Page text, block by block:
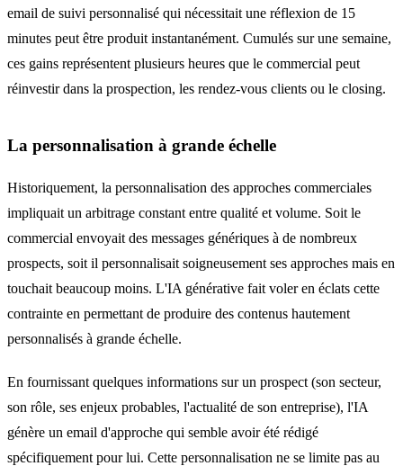
email de suivi personnalisé qui nécessitait une réflexion de 15
minutes peut être produit instantanément. Cumulés sur une semaine,
ces gains représentent plusieurs heures que le commercial peut
réinvestir dans la prospection, les rendez-vous clients ou le closing.
La personnalisation à grande échelle
Historiquement, la personnalisation des approches commerciales
impliquait un arbitrage constant entre qualité et volume. Soit le
commercial envoyait des messages génériques à de nombreux
prospects, soit il personnalisait soigneusement ses approches mais en
touchait beaucoup moins. L'IA générative fait voler en éclats cette
contrainte en permettant de produire des contenus hautement
personnalisés à grande échelle.
En fournissant quelques informations sur un prospect (son secteur,
son rôle, ses enjeux probables, l'actualité de son entreprise), l'IA
génère un email d'approche qui semble avoir été rédigé
spécifiquement pour lui. Cette personnalisation ne se limite pas au